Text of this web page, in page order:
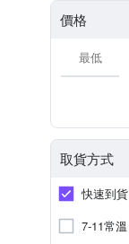
價格
取貨方式
快速到貨
7-11常溫